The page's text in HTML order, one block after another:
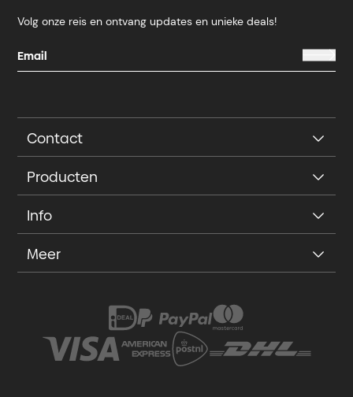
Volg onze reis en ontvang updates en unieke deals!
Contact
Producten
Info
Meer